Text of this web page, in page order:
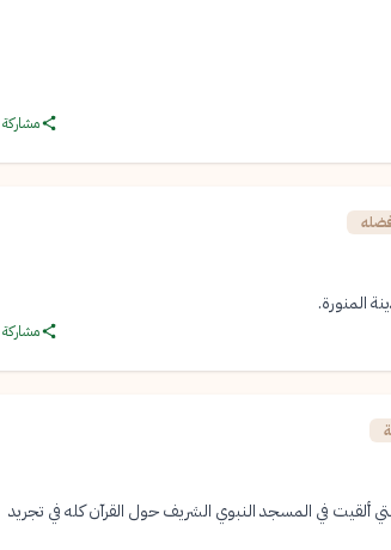
مشاركة
المنورة.
مشاركة
في المسجد النبوي الشريف حول القرآن كله في تجريد